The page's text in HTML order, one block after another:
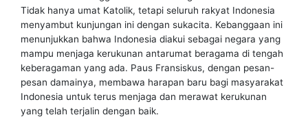
Tidak hanya umat Katolik, tetapi seluruh rakyat Indonesia
menyambut kunjungan ini dengan sukacita. Kebanggaan ini
menunjukkan bahwa Indonesia diakui sebagai negara yang
mampu menjaga kerukunan antarumat beragama di tengah
keberagaman yang ada. Paus Fransiskus, dengan pesan-
pesan damainya, membawa harapan baru bagi masyarakat
Indonesia untuk terus menjaga dan merawat kerukunan
yang telah terjalin dengan baik.